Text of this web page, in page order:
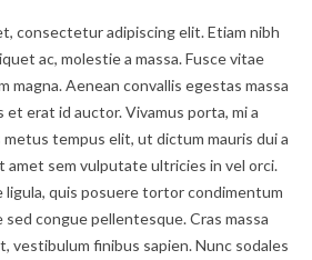
consectetur adipiscing elit. Etiam nibh
ac, molestie a massa. Fusce vitae
magna. Aenean convallis egestas massa
erat id auctor. Vivamus porta, mi a
tempus elit, ut dictum mauris dui a
sem vulputate ultricies in vel orci.
quis posuere tortor condimentum
congue pellentesque. Cras massa
vestibulum finibus sapien. Nunc sodales